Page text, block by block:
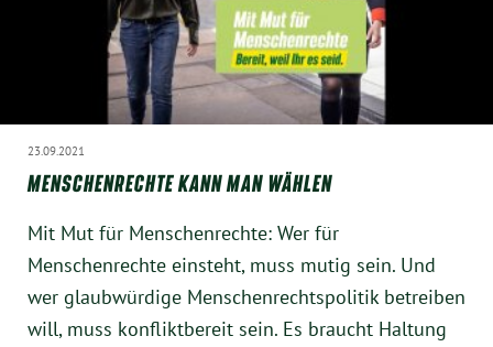
23.09.2021
MENSCHENRECHTE KANN MAN WÄHLEN
Mit Mut für Menschenrechte: Wer für
Menschenrechte einsteht, muss mutig sein. Und
wer glaubwürdige Menschenrechtspolitik betreiben
will, muss konfliktbereit sein. Es braucht Haltung